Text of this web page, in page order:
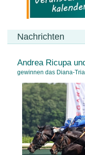
Nachrichten
Andrea Ricupa
gewinnen das Diana-Trial